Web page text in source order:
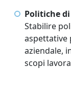
Politiche
Stabilire
aspettative
aziendale,
scopi